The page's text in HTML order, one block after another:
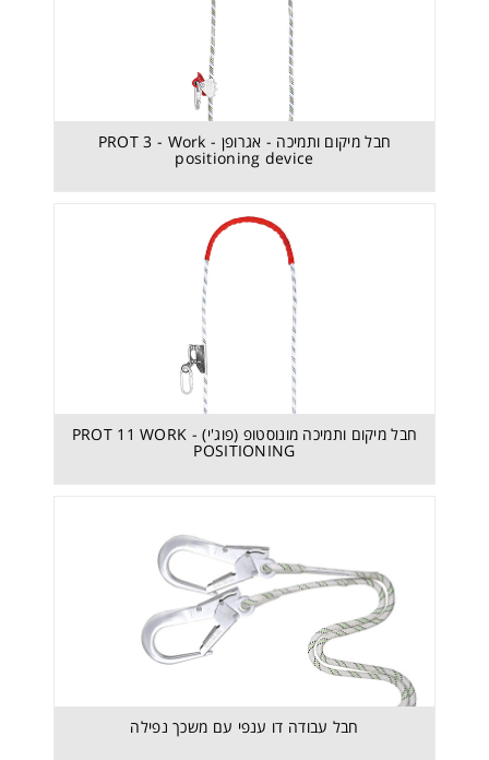
חבל מיקום ותמיכה - אגרופן - PROT 3 - Work
positioning device
חבל מיקום ותמיכה מונוסטופ (פוג'י) - PROT 11 WORK
POSITIONING
חבל עבודה דו ענפי עם משכך נפילה
POSITIONING
חבל עבודה דו ענפי עם משכך נפילה